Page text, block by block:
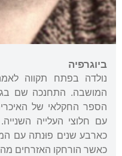
ביוגרפיה
נולדה בפתח תקווה
המושבה. התחנכה שם
כארבע שנים פוּנתה עם